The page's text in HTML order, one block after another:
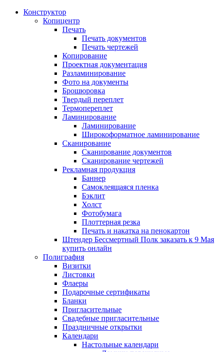
Конструктор
Копицентр
Печать
Печать документов
Печать чертежей
Копирование
Проектная документация
Разламинирование
Фото на документы
Брошюровка
Твердый переплет
Термопереплет
Ламинирование
Ламинирование
Широкоформатное ламинирование
Сканирование
Сканирование документов
Сканирование чертежей
Рекламная продукция
Баннер
Самоклеящаяся пленка
Бэклит
Холст
Фотобумага
Плоттерная резка
Печать и накатка на пенокартон
Штендер Бессмертный Полк заказать к 9 Мая
купить онлайн
Полиграфия
Визитки
Листовки
Флаеры
Подарочные сертификаты
Бланки
Пригласительные
Свадебные пригласительные
Праздничные открытки
Календари
Настольные календари